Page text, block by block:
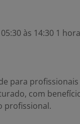
às 14:30 1
para
com
profissional.